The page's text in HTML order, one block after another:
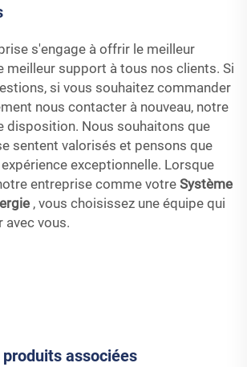
s'engage à offrir le meilleur
meilleur support à tous nos clients. Si
si vous souhaitez commander
nous contacter à nouveau, notre
disposition. Nous souhaitons que
sentent valorisés et pensons que
exceptionnelle. Lorsque
entreprise comme votre Système
, vous choisissez une équipe qui
avec vous.
associées